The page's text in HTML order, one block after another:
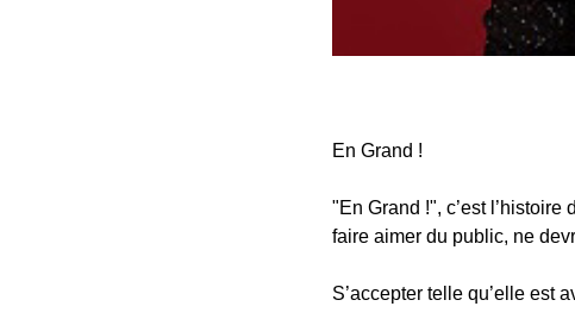
En Grand !
"En Grand !", c’est
faire aimer du public, ne
S’accepter telle qu’elle est